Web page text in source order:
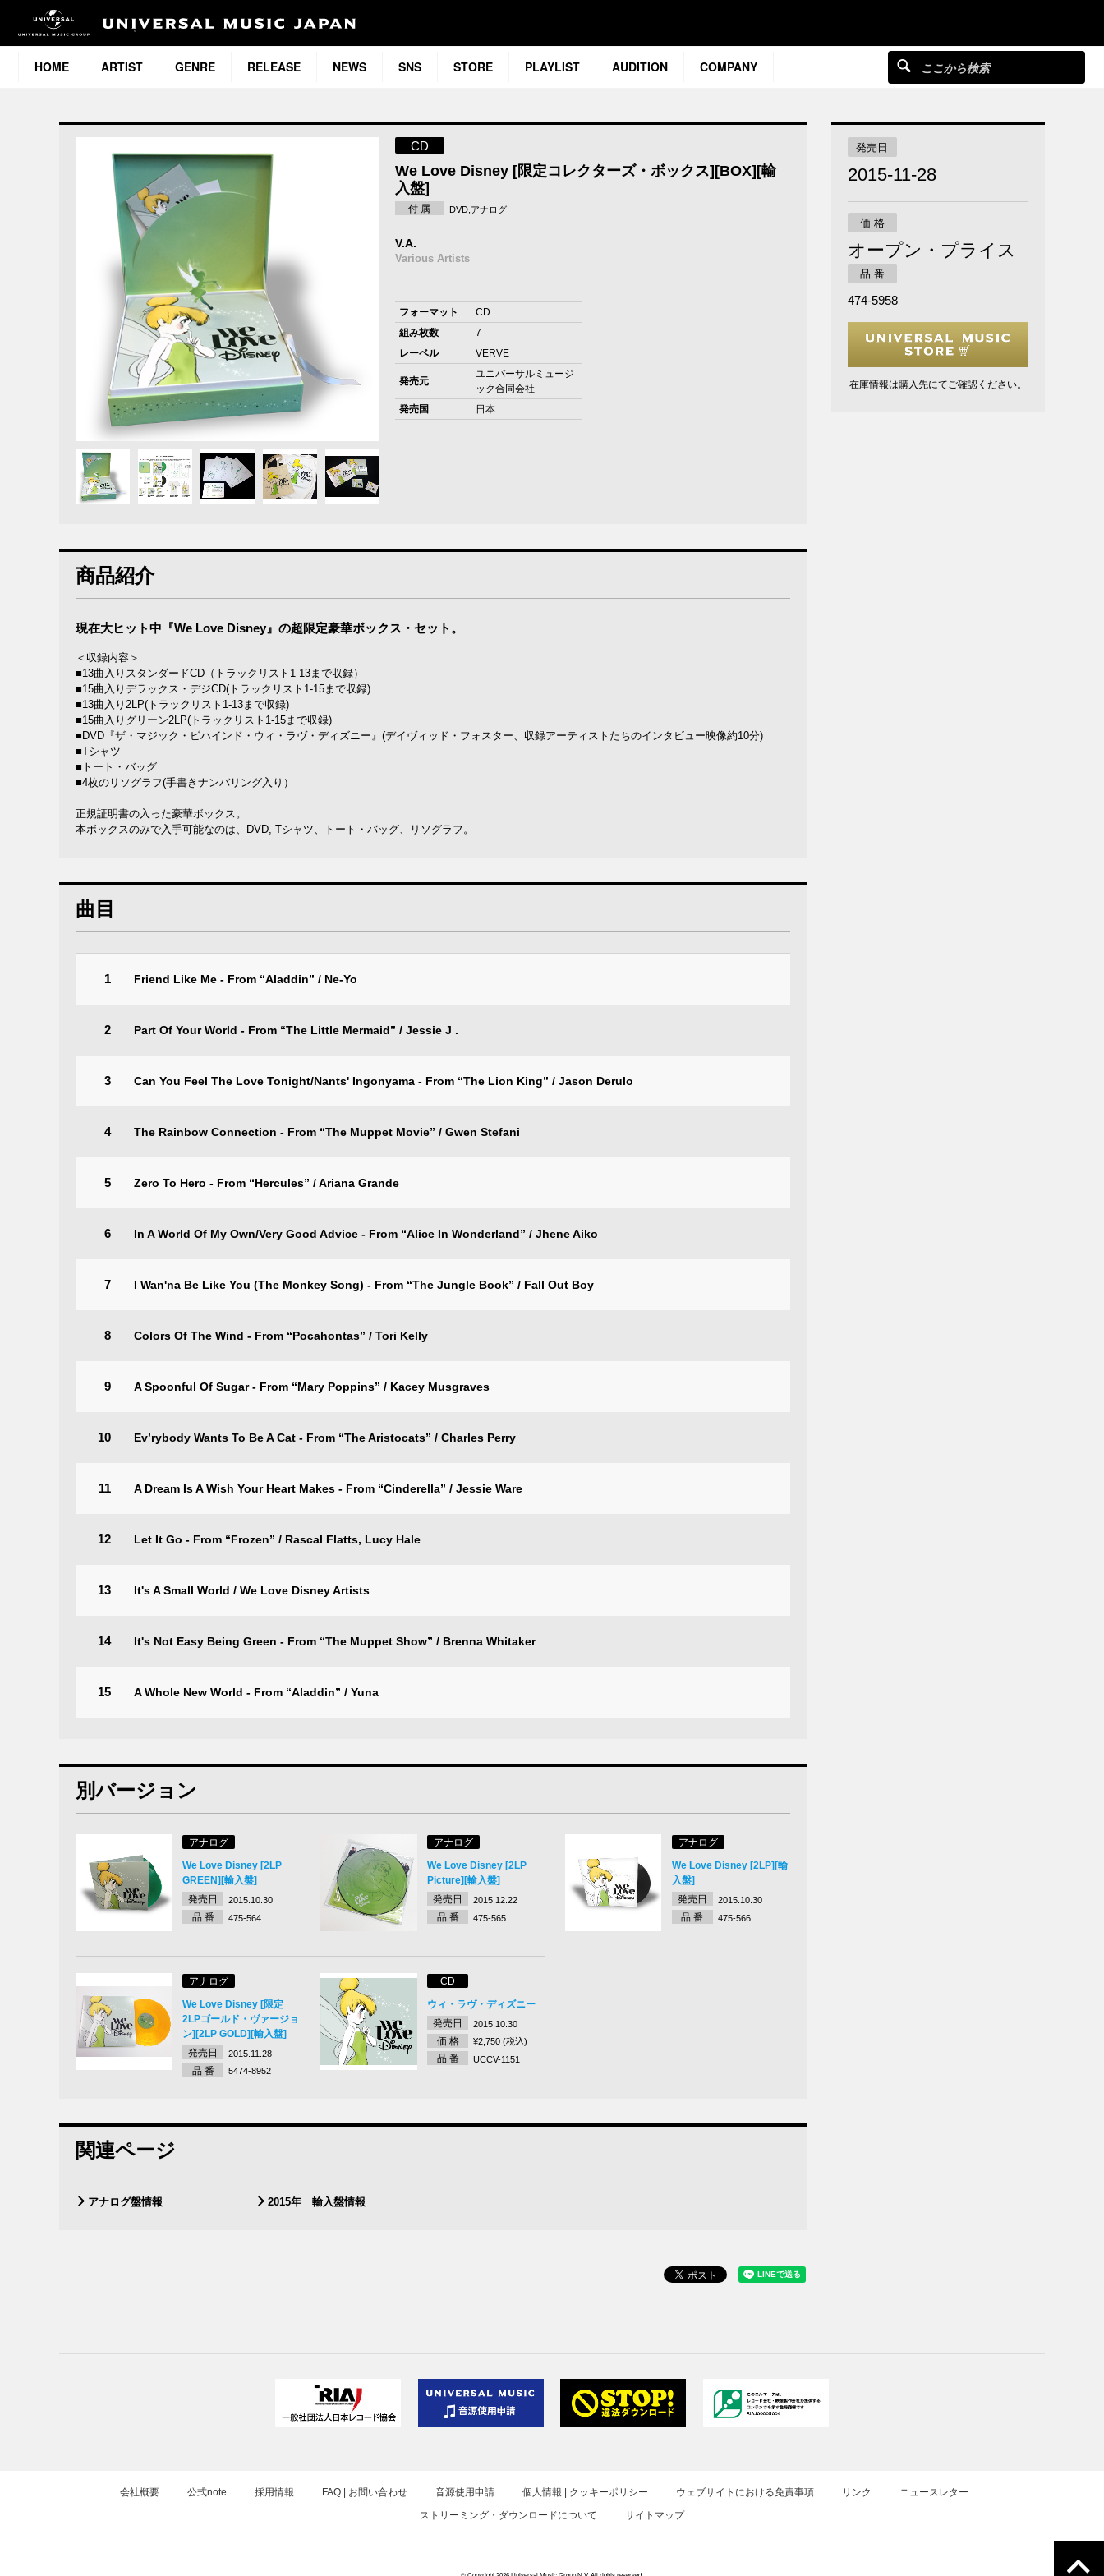
HOME ARTIST GENRE RELEASE NEWS SNS STORE PLAYLIST AUDITION COMPANY
CD
We Love Disney [限定コレクターズ・ボックス][BOX][輸
入盤]
付 属 DVD,アナログ
V.A.
Various Artists
フォーマット
CD
組み枚数
7
レーベル
VERVE
発売元
ユニバーサルミュージ
ック合同会社
発売国
日本
商品紹介
現在大ヒット中『We Love Disney』の超限定豪華ボックス・セット。
＜収録内容＞
■13曲入りスタンダードCD（トラックリスト1-13まで収録）
■15曲入りデラックス・デジCD(トラックリスト1-15まで収録)
■13曲入り2LP(トラックリスト1-13まで収録)
■15曲入りグリーン2LP(トラックリスト1-15まで収録)
■DVD『ザ・マジック・ビハインド・ウィ・ラヴ・ディズニー』(デイヴィッド・フォスター、収録アーティストたちのインタビュー映像約10分)
■Tシャツ
■トート・バッグ
■4枚のリソグラフ(手書きナンバリング入り）
正規証明書の入った豪華ボックス。
本ボックスのみで入手可能なのは、DVD, Tシャツ、トート・バッグ、リソグラフ。
曲目
1 Friend Like Me - From “Aladdin” / Ne-Yo
2 Part Of Your World - From “The Little Mermaid” / Jessie J .
3 Can You Feel The Love Tonight/Nants' Ingonyama - From “The Lion King” / Jason Derulo
4 The Rainbow Connection - From “The Muppet Movie” / Gwen Stefani
5 Zero To Hero - From “Hercules” / Ariana Grande
6 In A World Of My Own/Very Good Advice - From “Alice In Wonderland” / Jhene Aiko
7 I Wan'na Be Like You (The Monkey Song) - From “The Jungle Book” / Fall Out Boy
8 Colors Of The Wind - From “Pocahontas” / Tori Kelly
9 A Spoonful Of Sugar - From “Mary Poppins” / Kacey Musgraves
10 Ev’rybody Wants To Be A Cat - From “The Aristocats” / Charles Perry
11 A Dream Is A Wish Your Heart Makes - From “Cinderella” / Jessie Ware
12 Let It Go - From “Frozen” / Rascal Flatts, Lucy Hale
13 It's A Small World / We Love Disney Artists
14 It's Not Easy Being Green - From “The Muppet Show” / Brenna Whitaker
15 A Whole New World - From “Aladdin” / Yuna
別バージョン
アナログ
We Love Disney [2LP
GREEN][輸入盤]
発売日
2015.10.30
品 番 475-564
アナログ
We Love Disney [2LP
Picture][輸入盤]
発売日
2015.12.22
品 番 475-565
アナログ
We Love Disney [2LP][輸
入盤]
発売日
2015.10.30
品 番 475-566
アナログ
We Love Disney [限定
2LPゴールド・ヴァージョ
ン][2LP GOLD][輸入盤]
発売日
2015.11.28
品 番 5474-8952
CD
ウィ・ラヴ・ディズニー
発売日
2015.10.30
価 格 ¥2,750 (税込)
品 番 UCCV-1151
関連ページ
アナログ盤情報 2015年 輸入盤情報
発売日
2015-11-28
価 格
オープン・プライス
品 番
474-5958
在庫情報は購入先にてご確認ください。
会社概要 公式note 採用情報 FAQ | お問い合わせ 音源使用申請 個人情報 | クッキーポリシー ウェブサイトにおける免責事項 リンク ニュースレター
ストリーミング・ダウンロードについて サイトマップ